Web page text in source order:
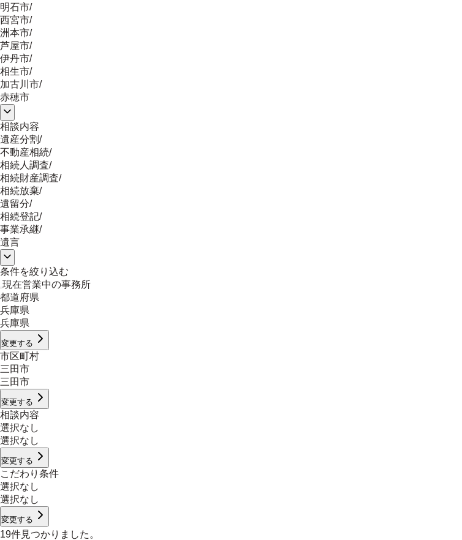
明石市/
西宮市/
洲本市/
芦屋市/
伊丹市/
相生市/
加古川市/
赤穂市
相談内容
遺産分割/
不動産相続/
相続人調査/
相続財産調査/
相続放棄/
遺留分/
相続登記/
事業承継/
遺言
条件を絞り込む
現在営業中の事務所
都道府県
兵庫県
兵庫県
変更する
市区町村
三田市
三田市
変更する
相談内容
選択なし
選択なし
変更する
こだわり条件
選択なし
選択なし
変更する
19件見つかりました。